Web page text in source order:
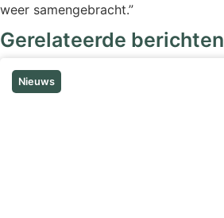
weer samengebracht.”
Gerelateerde berichten
Nieuws